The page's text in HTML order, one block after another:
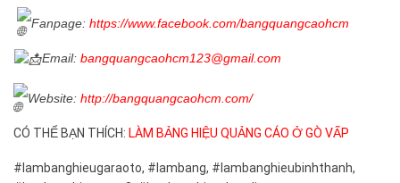
Fanpage: https://www.facebook.com/bangquangcaohcm
Email: bangquangcaohcm123@gmail.com
Website: http://bangquangcaohcm.com/
CÓ THỂ BẠN THÍCH: LÀM BẢNG HIỆU QUẢNG CÁO Ở GÒ VẤP
#lambanghieugaraoto, #lambang, #lambanghieubinhthanh,